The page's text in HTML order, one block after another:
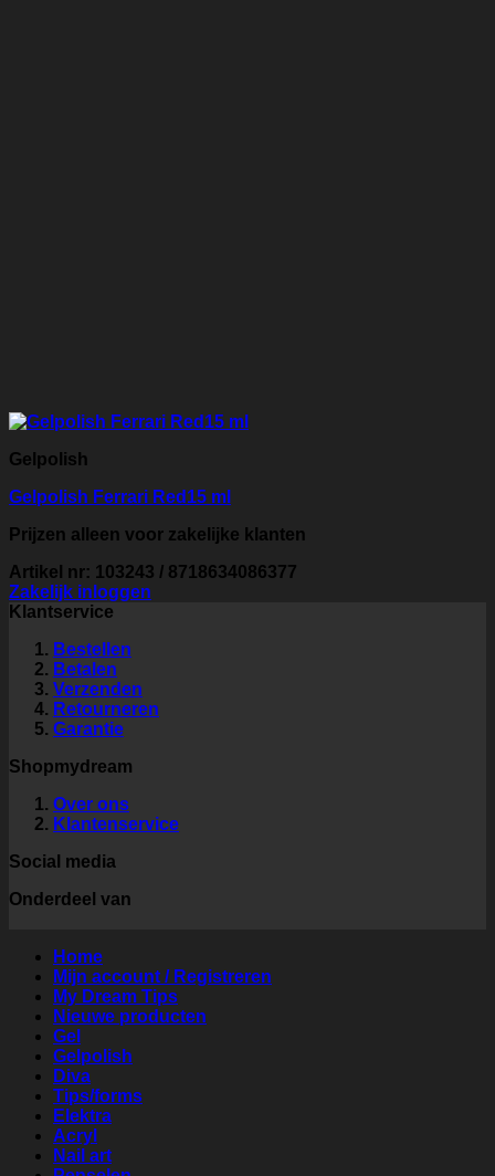
Gelpolish
Gelpolish Ferrari Red15 ml
Prijzen alleen voor zakelijke klanten
Artikel nr: 103243 / 8718634086377
Zakelijk inloggen
Klantservice
Bestellen
Betalen
Verzenden
Retourneren
Garantie
Shopmydream
Over ons
Klantenservice
Social media
Onderdeel van
Home
Mijn account / Registreren
My Dream Tips
Nieuwe producten
Gel
Gelpolish
Diva
Tips/forms
Elektra
Acryl
Nail art